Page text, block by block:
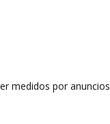
medidos por anuncios